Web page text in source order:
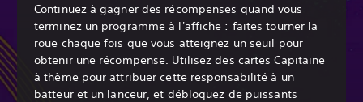
Continuez à gagner des récompenses quand vous
terminez un programme à l'affiche : faites tourner la
roue chaque fois que vous atteignez un seuil pour
obtenir une récompense. Utilisez des cartes Capitaine
à thème pour attribuer cette responsabilité à un
batteur et un lanceur, et débloquez de puissants